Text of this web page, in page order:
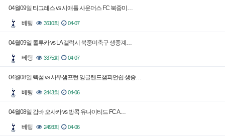
04월09일 티그레스 vs 시애틀 사운더스 FC 북중미…
베팅 3610회 04-07
04월09일 톨루카 vs LA 갤럭시 북중미축구 생중계…
베팅 3375회 04-07
04월08일 렉섬 vs 사우샘프턴 잉글랜드챔피언쉽 생중…
베팅 2443회 04-06
04월08일 감바 오사카 vs 방콕 유나이티드 FC A…
베팅 2493회 04-06